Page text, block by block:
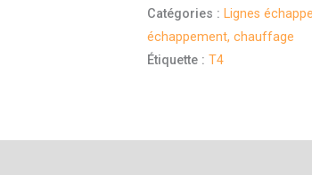
Catégories : Lignes
échappement, chauffage
Étiquette :T4